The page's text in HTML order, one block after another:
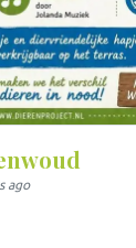
ago